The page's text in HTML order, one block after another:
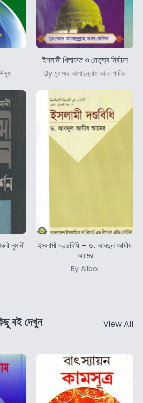
ইসলামী খিলাফত ও নেতৃত্ব নির্বাচন
By মুহাম্মদ আসাদুল্লাহ আল-গালিব
নুমানী
ইসলামী দণ্ডবিধি – ড. আবদুল আযীয
আমের
By Allboi
বই দেখুন View All